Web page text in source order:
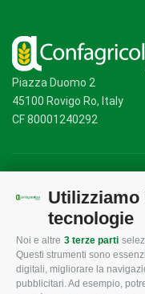
Utilizziamo
tecnologie
Noi e altre 3 terze parti
Questi strumenti sono
digitali, migliorare la
pubblicitari. Ad esempio,
Piazza Duomo 2
45100 Rovigo Ro, Italy
CF 80001240292
CONFAGRICOLTURA
ROVIGO